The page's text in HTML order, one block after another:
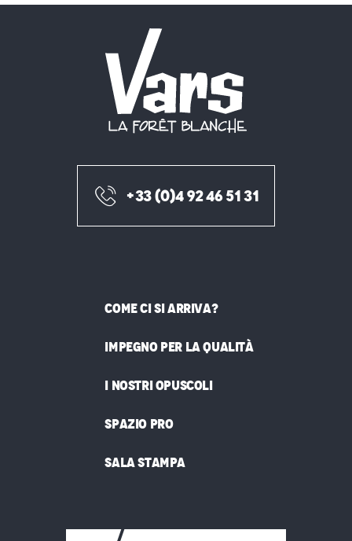
+33 (0)4 92 46 51 31
COME CI SI ARRIVA?
IMPEGNO PER LA QUALITÀ
I NOSTRI OPUSCOLI
SPAZIO PRO
SALA STAMPA